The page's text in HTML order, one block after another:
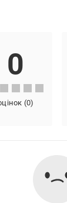
0
(0)